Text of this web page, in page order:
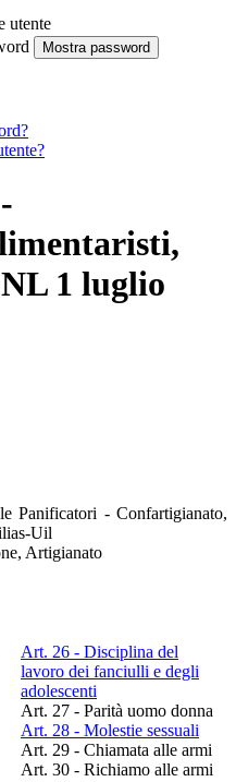
utente
Mostra password
1 luglio
Panificatori - Confartigianato,
Uil
Artigianato
Art. 26 - Disciplina del
lavoro dei fanciulli e degli
adolescenti
Art. 27 - Parità uomo donna
Art. 28 - Molestie sessuali
Art. 29 - Chiamata alle armi
Art. 30 - Richiamo alle armi